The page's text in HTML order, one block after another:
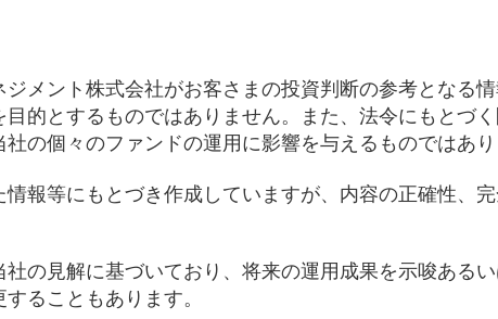
メント株式会社がお客さまの投資判断の参考となる
的とするものではありません。また、法令にもとづ
の個々のファンドの運用に影響を与えるものではあり
報等にもとづき作成していますが、内容の正確性、
の見解に基づいており、将来の運用成果を示唆ある
ることもあります。